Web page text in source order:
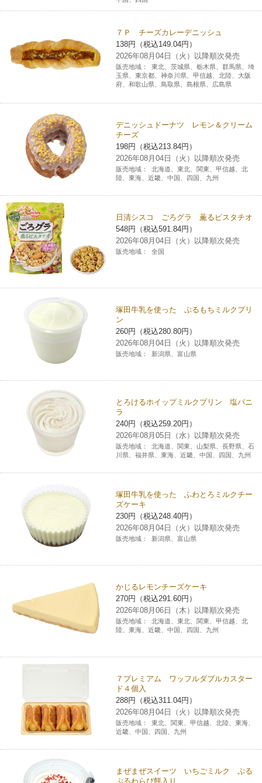
７Ｐ チーズカレーデニッシュ
138円（税込149.04円）
2026年08月04日（火）以降順次発売
販売地域：
東北、茨城県、栃木県、群馬県、埼
玉県、東京都、神奈川県、甲信越、北陸、大阪
府、和歌山県、鳥取県、島根県、広島県
デニッシュドーナツ レモン＆クリーム
チーズ
198円（税込213.84円）
2026年08月04日（火）以降順次発売
販売地域：
北海道、東北、関東、甲信越、北
陸、東海、近畿、中国、四国、九州
日清シスコ ごろグラ 薫るピスタチオ
548円（税込591.84円）
2026年08月04日（火）以降順次発売
販売地域： 全国
塚田牛乳を使った ぷるもちミルクプリ
ン
260円（税込280.80円）
2026年08月04日（火）以降順次発売
販売地域： 新潟県、富山県
とろけるホイップミルクプリン 塩バニ
ラ
240円（税込259.20円）
2026年08月05日（水）以降順次発売
販売地域：
北海道、関東、山梨県、長野県、石
川県、福井県、東海、近畿、中国、四国、九州
塚田牛乳を使った ふわとろミルクチー
ズケーキ
230円（税込248.40円）
2026年08月04日（火）以降順次発売
販売地域： 新潟県、富山県
かじるレモンチーズケーキ
270円（税込291.60円）
2026年08月06日（木）以降順次発売
販売地域：
北海道、東北、関東、甲信越、北
陸、東海、近畿、中国、四国、九州
７プレミアム ワッフルダブルカスター
ド４個入
288円（税込311.04円）
2026年08月04日（火）以降順次発売
販売地域：
東北、関東、甲信越、北陸、東海、
近畿、中国、四国、九州
まぜまぜスイーツ いちごミルク ぷる
ぷるわらび餅入り